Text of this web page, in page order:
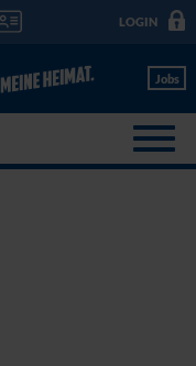
LOGIN
Jobs